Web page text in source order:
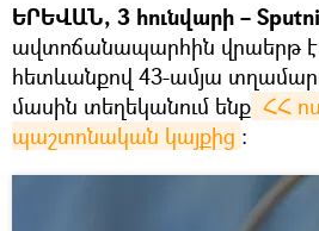
ԵՐԵՎԱՆ, 3 հունվարի –
ավտոճանապարհին վրաերթ է
հետևանքով 43-ամյա
մասին տեղեկանում ենք ՀՀ
պաշտոնական կայքից ։